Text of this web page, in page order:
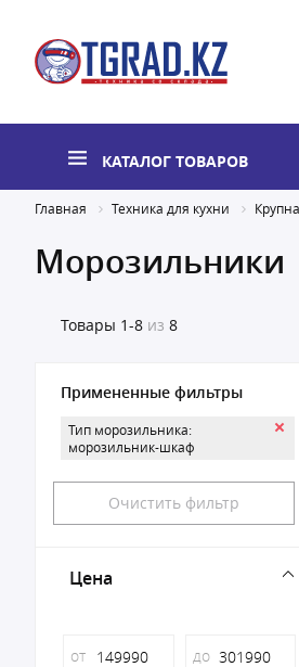
КАТАЛОГ ТОВАРОВ
Главная Техника для кухни
Морозильники
Товары 1-8 из 8
Примененные фильтры
Тип морозильника:
морозильник-шкаф
Очистить фильтр
Цена
от до